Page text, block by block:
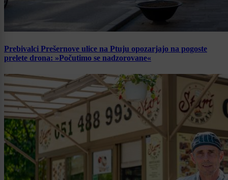
Prebivalci Prešernove ulice na Ptuju opozarjajo na pogoste
prelete drona: »Počutimo se nadzorovane«